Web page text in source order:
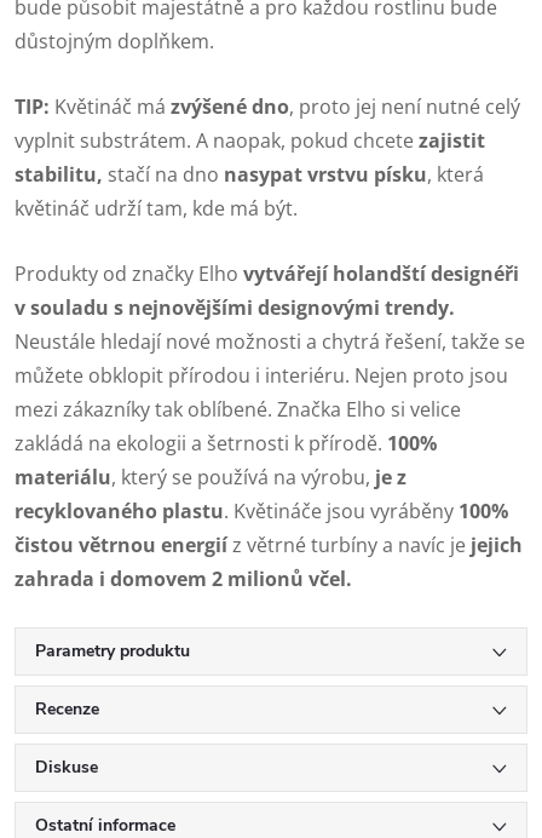
bude působit majestátně a pro každou rostlinu bude
důstojným doplňkem.
TIP: Květináč má zvýšené dno, proto jej není nutné celý
vyplnit substrátem. A naopak, pokud chcetezajistit
stabilitu, stačí na dno nasypat vrstvu písku, která
květináč udrží tam, kde má být.
Produkty od značky Elho vytvářejí holandští designéři
v souladu s nejnovějšími designovými trendy.
Neustále hledají nové možnosti a chytrá řešení, takže se
můžete obklopit přírodou i interiéru. Nejen proto jsou
mezi zákazníky tak oblíbené. Značka Elho si velice
zakládá na ekologii a šetrnosti k přírodě. 100%
materiálu, který se používá na výrobu, je z
recyklovaného plastu. Květináče jsou vyráběny 100%
čistou větrnou energiíz větrné turbíny a navíc je jejich
zahrada i domovem 2 milionů včel.
Parametry produktu
Recenze
Diskuse
Ostatní informace